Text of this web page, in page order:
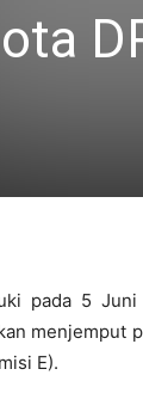
pada 5
menjemput
E).